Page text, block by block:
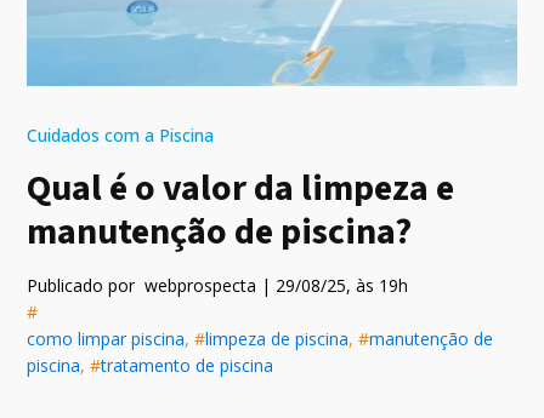
Cuidados com a Piscina
Qual é o valor da limpeza e
manutenção de piscina?
Publicado porwebprospecta | 29/08/25, às 19h
#
como limpar piscina, #limpeza de piscina, #manutenção de
piscina, #tratamento de piscina